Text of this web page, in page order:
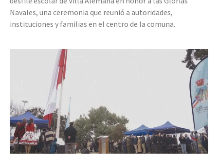
Navales, una ceremonia que reunió a autoridades,
instituciones y familias en el centro de la comuna.